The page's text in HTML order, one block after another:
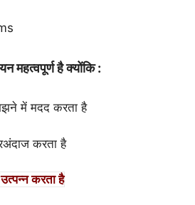
महत्वपूर्ण है क्योंकि :
में मदद करता है
करता है
करता है